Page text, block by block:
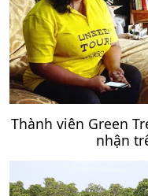
Thành viên Green
nhận